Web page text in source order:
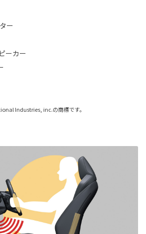
ー
ーカー
Industries, inc.の商標です。